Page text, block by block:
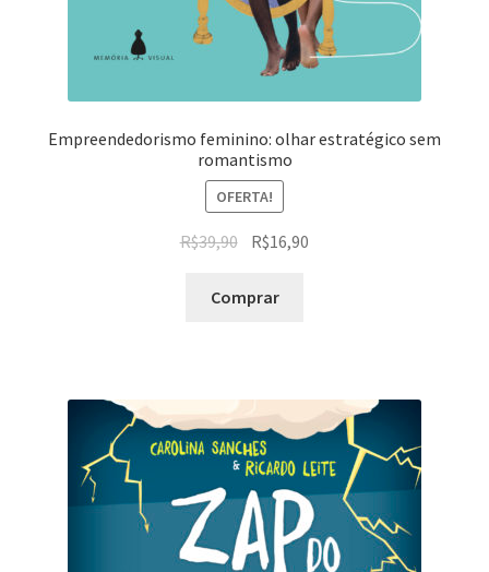
Empreendedorismo feminino: olhar estratégico sem
romantismo
OFERTA!
R$39,90 R$16,90
Comprar